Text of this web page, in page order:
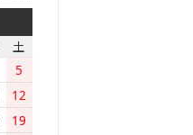
土
5
12
19